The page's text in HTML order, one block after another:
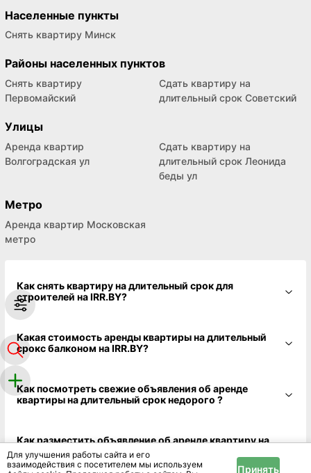
Населенные пункты
Снять квартиру Минск
Районы населенных пунктов
Снять квартиру
Первомайский
Сдать квартиру на
длительный срок Советский
Улицы
Аренда квартир
Волгоградская ул
Сдать квартиру на
длительный срок Леонида
беды ул
Метро
Аренда квартир Московская
метро
Как снять квартиру на длительный срок для
строителей на IRR.BY?
Какая стоимость аренды квартиры на длительный
срокс балконом на IRR.BY?
Как посмотреть свежие объявления об аренде
квартиры на длительный срок недорого ?
Как разместить объявление об аренде квартиру на
Для улучшения работы сайта и его
взаимодействия с посетителем мы используем
Принять